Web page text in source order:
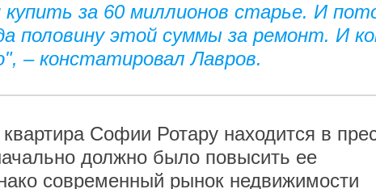
за 60 миллионов старье. И
половину этой суммы за ремонт. И
– констатировал Лавров.
Софии Ротару находится в
должно было повысить ее
современный рынок недвижимости